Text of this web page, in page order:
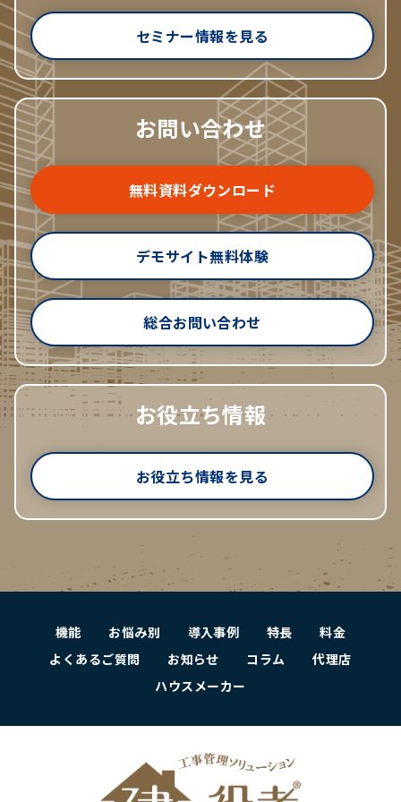
セミナー情報を見る
お問い合わせ
無料資料ダウンロード
デモサイト無料体験
総合お問い合わせ
お役立ち情報
お役立ち情報を見る
機能 お悩み別 導入事例 特長
料金
よくあるご質問
お知らせ コラム
代理店
ハウスメーカー